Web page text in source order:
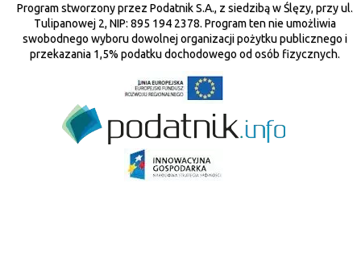
Program stworzony przez Podatnik S.A., z siedzibą w Ślęzy, przy ul.
Tulipanowej 2, NIP: 895 194 2378. Program ten nie umożliwia
swobodnego wyboru dowolnej organizacji pożytku publicznego i
przekazania 1,5% podatku dochodowego od osób fizycznych.